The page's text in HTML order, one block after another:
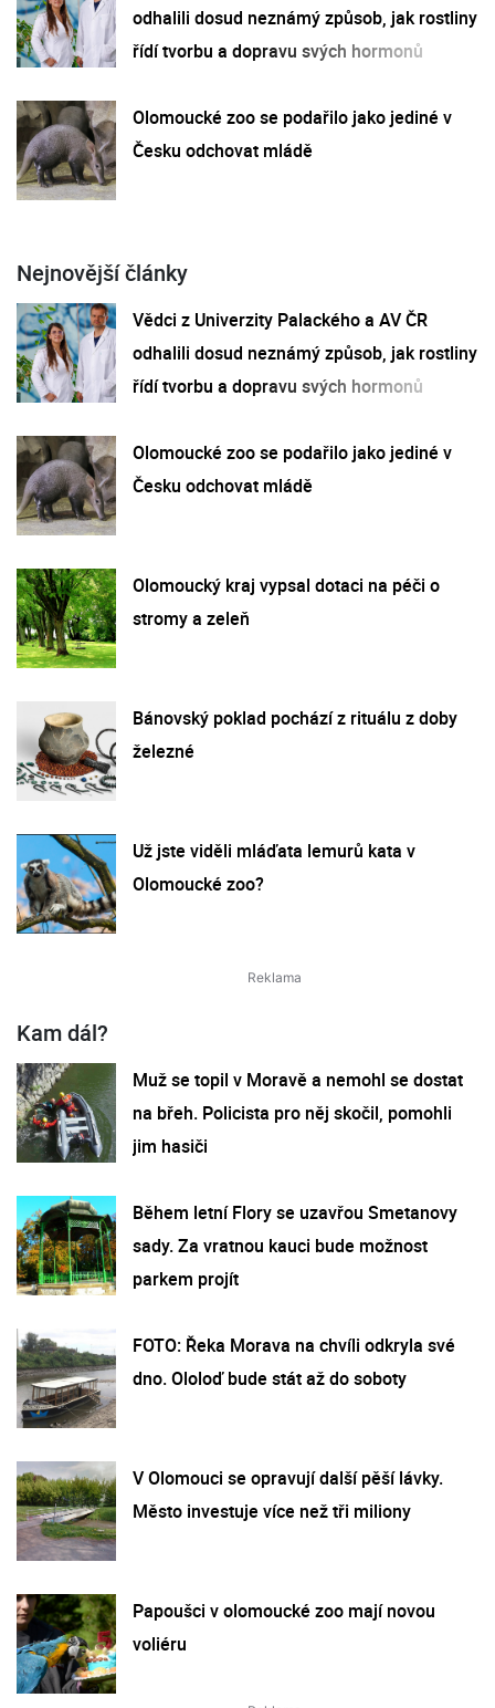
odhalili dosud neznámý způsob, jak rostliny
řídí tvorbu a dopravu svých hormonů
Olomoucké zoo se podařilo jako jediné v
Česku odchovat mládě
Nejnovější články
Vědci z Univerzity Palackého a AV ČR
odhalili dosud neznámý způsob, jak rostliny
řídí tvorbu a dopravu svých hormonů
Olomoucké zoo se podařilo jako jediné v
Česku odchovat mládě
Olomoucký kraj vypsal dotaci na péči o
stromy a zeleň
Bánovský poklad pochází z rituálu z doby
železné
Už jste viděli mláďata lemurů kata v
Olomoucké zoo?
Kam dál?
Muž se topil v Moravě a nemohl se dostat
na břeh. Policista pro něj skočil, pomohli
jim hasiči
Během letní Flory se uzavřou Smetanovy
sady. Za vratnou kauci bude možnost
parkem projít
FOTO: Řeka Morava na chvíli odkryla své
dno. Ololoď bude stát až do soboty
V Olomouci se opravují další pěší lávky.
Město investuje více než tři miliony
Papoušci v olomoucké zoo mají novou
voliéru